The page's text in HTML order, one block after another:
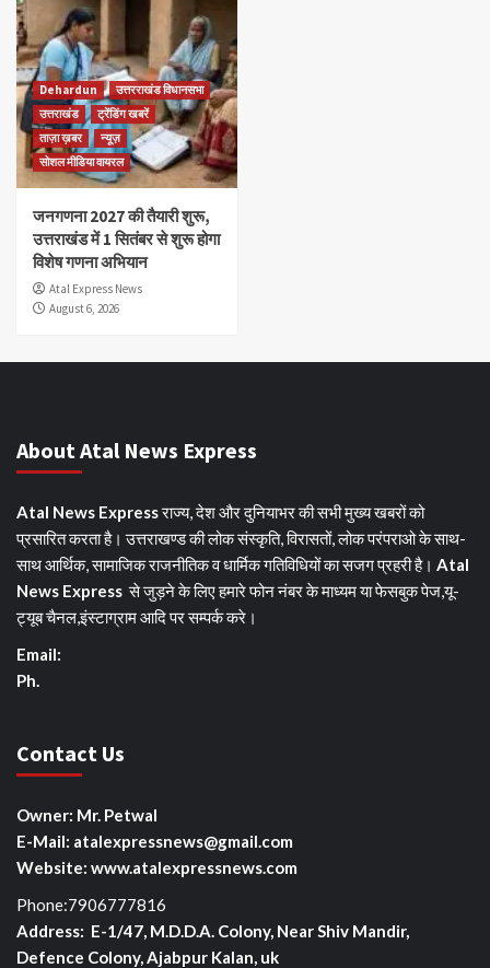
Dehardun
उत्तरराखंड विधानसभा
उत्तराखंड
ट्रेंडिंग खबरें
ताज़ा ख़बर
न्यूज़
सोशल मीडिया वायरल
जनगणना 2027 की तैयारी शुरू,
उत्तराखंड में 1 सितंबर से शुरू होगा
विशेष गणना अभियान
Atal Express News
August 6, 2026
About Atal News Express
Atal News Expressराज्य, देश और दुनियाभर की सभी मुख्य खबरों को
प्रसारित करता है। उत्तराखण्ड की लोक संस्कृति, विरासतों, लोक परंपराओ के साथ-
साथ आर्थिक, सामाजिक राजनीतिक व धार्मिक गतिविधियों का सजग प्रहरी है। Atal
News Express से जुड़ने के लिए हमारे फोन नंबर के माध्यम या फेसबुक पेज,यू-
ट्यूब चैनल,इंस्टाग्राम आदि पर सम्पर्क करे।
Email:
Ph.
Contact Us
Owner: Mr. Petwal
E-Mail: atalexpressnews@gmail.com
Website: www.atalexpressnews.com
Phone:7906777816
Address: E-1/47, M.D.D.A. Colony, Near Shiv Mandir,
Defence Colony, Ajabpur Kalan, uk